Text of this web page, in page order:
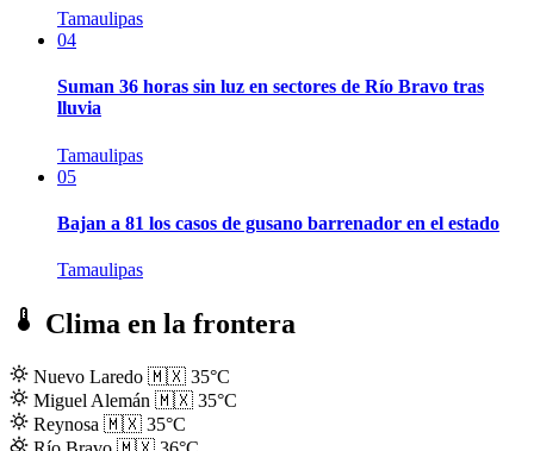
Tamaulipas
04
Suman 36 horas sin luz en sectores de Río Bravo tras
lluvia
Tamaulipas
05
Bajan a 81 los casos de gusano barrenador en el estado
Tamaulipas
Clima en la frontera
Nuevo Laredo 🇲🇽 35°C
Miguel Alemán 🇲🇽 35°C
Reynosa 🇲🇽 35°C